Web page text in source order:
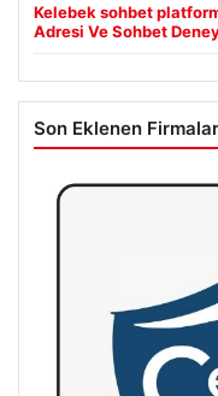
Kelebek sohbet
Adresi Ve Sohbet
Son Eklenen Firmalar